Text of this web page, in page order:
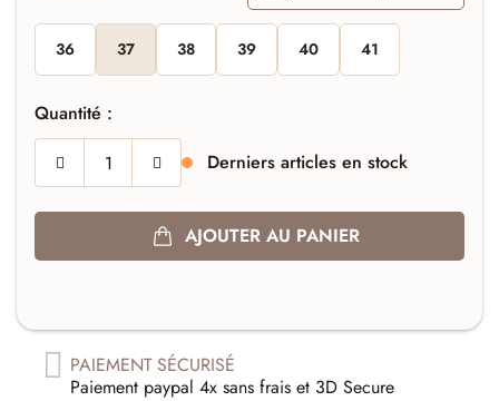
36 37 38 39 40 41
Quantité :
Derniers articles en stock
AJOUTER AU PANIER
PAIEMENT SÉCURISÉ
Paiement paypal 4x sans frais et 3D Secure